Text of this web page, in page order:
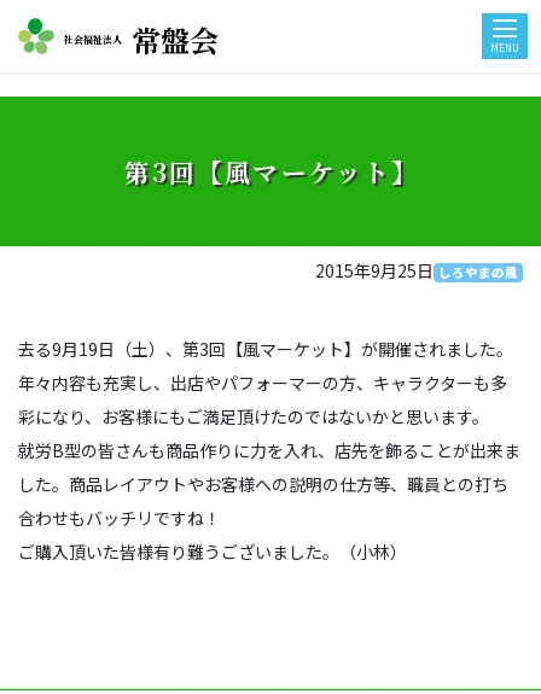
社会福祉法人 常盤会 MENU
第3回【風マーケット】
2015年9月25日 しろやまの風
去る9月19日（土）、第3回【風マーケット】が開催されました。
年々内容も充実し、出店やパフォーマーの方、キャラクターも多
彩になり、お客様にもご満足頂けたのではないかと思います。
就労B型の皆さんも商品作りに力を入れ、店先を飾ることが出来ま
した。商品レイアウトやお客様への説明の仕方等、職員との打ち
合わせもバッチリですね！
ご購入頂いた皆様有り難うございました。（小林）